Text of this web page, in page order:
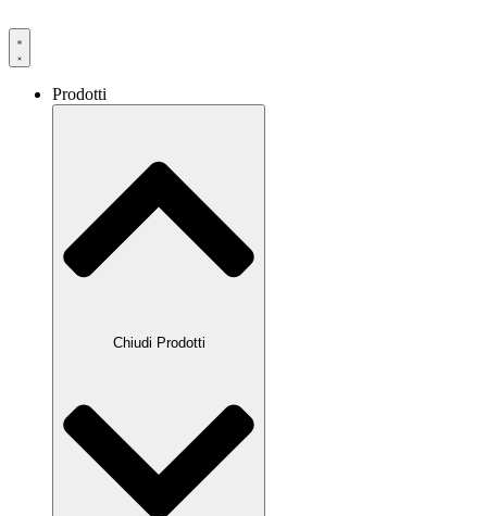
Prodotti
Chiudi Prodotti